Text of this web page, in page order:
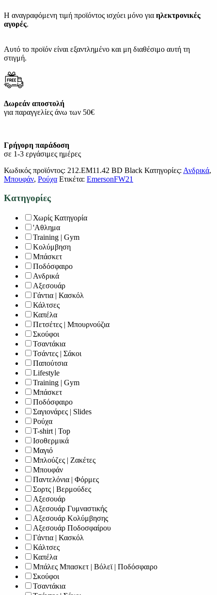
Η αναγραφόμενη τιμή προϊόντος ισχύει μόνο για ηλεκτρονικές
αγορές.
Αυτό το προϊόν είναι εξαντλημένο και μη διαθέσιμο αυτή τη
στιγμή.
Δωρεάν αποστολή
για παραγγελίες άνω των 50€
Γρήγορη παράδοση
σε 1-3 εργάσιμες ημέρες
Κωδικός προϊόντος: 212.EM11.42 BD Black Κατηγορίες: Ανδρικά,
Μπουφάν, Ρούχα Ετικέτα: EmersonFW21
Κατηγορίες
Χωρίς Κατηγορία
'Αθλημα
Training | Gym
Κολύμβηση
Μπάσκετ
Ποδόσφαιρο
Ανδρικά
Αξεσουάρ
Γάντια | Κασκόλ
Κάλτσες
Καπέλα
Πετσέτες | Μπουρνούζια
Σκούφοι
Τσαντάκια
Τσάντες | Σάκοι
Παπούτσια
Lifestyle
Training | Gym
Μπάσκετ
Ποδόσφαιρο
Σαγιονάρες | Slides
Ρούχα
T-shirt | Top
Ισοθερμικά
Μαγιό
Μπλούζες | Ζακέτες
Μπουφάν
Παντελόνια | Φόρμες
Σορτς | Βερμούδες
Αξεσουάρ
Αξεσουάρ Γυμναστικής
Αξεσουάρ Κολύμβησης
Αξεσουάρ Ποδοσφαίρου
Γάντια | Κασκόλ
Κάλτσες
Καπέλα
Μπάλες Μπασκετ | Βόλεϊ | Ποδόσφαιρο
Σκούφοι
Τσαντάκια